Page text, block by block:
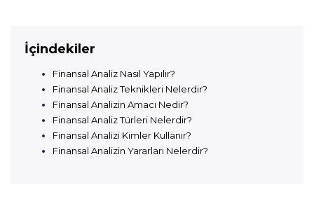
İçindekiler
Finansal Analiz Nasıl Yapılır?
Finansal Analiz Teknikleri Nelerdir?
Finansal Analizin Amacı Nedir?
Finansal Analiz Türleri Nelerdir?
Finansal Analizi Kimler Kullanır?
Finansal Analizin Yararları Nelerdir?